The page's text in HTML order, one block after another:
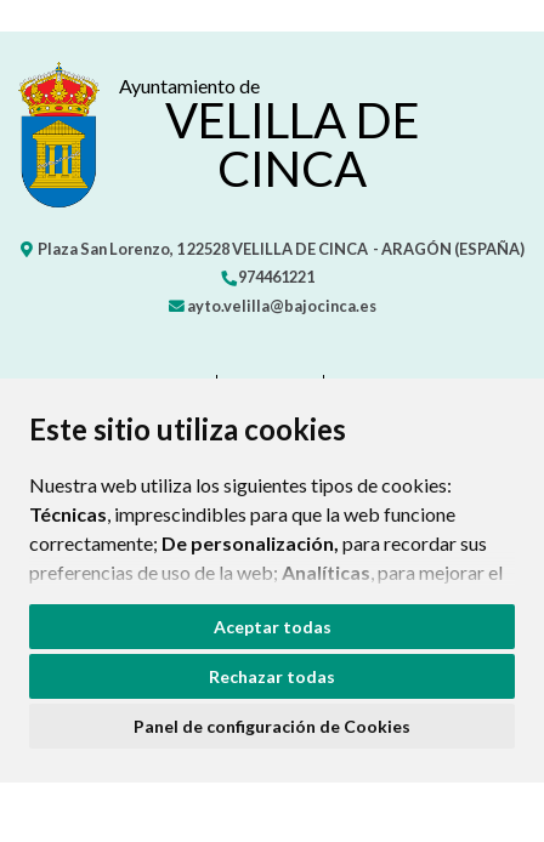
Este sitio utiliza cookies
Nuestra web utiliza los siguientes tipos de cookies:
Técnicas, imprescindibles para que la web funcione
correctamente; De personalización, para recordar sus
preferencias de uso de la web; Analíticas, para mejorar el
funcionamiento de la web y sus servicios.
Si acepta pulsando el botón“Aceptar todas”
consideramos que acepta su uso. Si pulsa el botón
ninguna acción, se guardarán las cookies técnicas
Aceptar todas
Rechazar todas
Panel de configuración de Cookies
Ayuntamiento de
VELILLA DE
CINCA
Plaza San Lorenzo, 122528VELILLA DE CINCA - ARAGÓN (ESPAÑA)
974461221
ayto.velilla@bajocinca.es
PROTECCIÓN DE DATOS
POLÍTICA DE COOKIES